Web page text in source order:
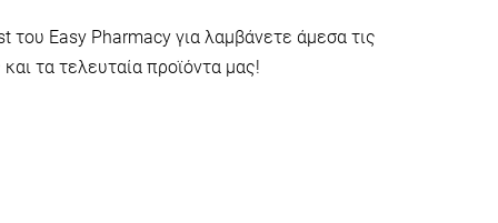
του Easy Pharmacy για λαμβάνετε άμεσα τις
τα τελευταία προϊόντα μας!